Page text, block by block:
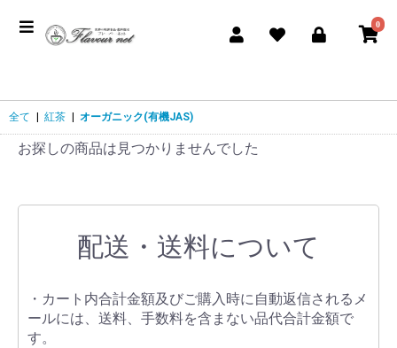
0
全て 紅茶 オーガニック(有機JAS)
お探しの商品は見つかりませんでした
配送・送料について
・カート内合計金額及びご購入時に自動返信されるメ
ールには、送料、手数料を含まない品代合計金額で
す。